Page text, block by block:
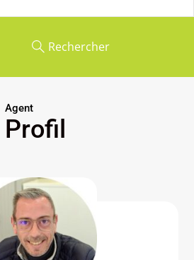
Rechercher
Agent
Profil